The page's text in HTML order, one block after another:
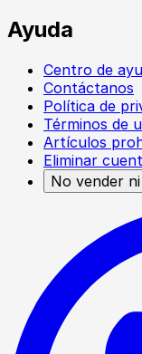
Ayuda
Centro de
Contáctanos
Política de
Términos de
Artículos
Eliminar
No vender